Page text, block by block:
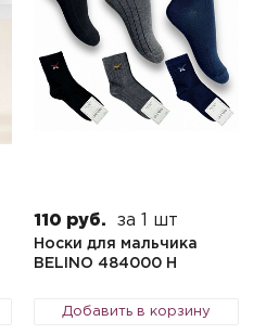
110 руб. за 1 шт
Носки для мальчика
BELINO 484000 Н
Добавить в корзину